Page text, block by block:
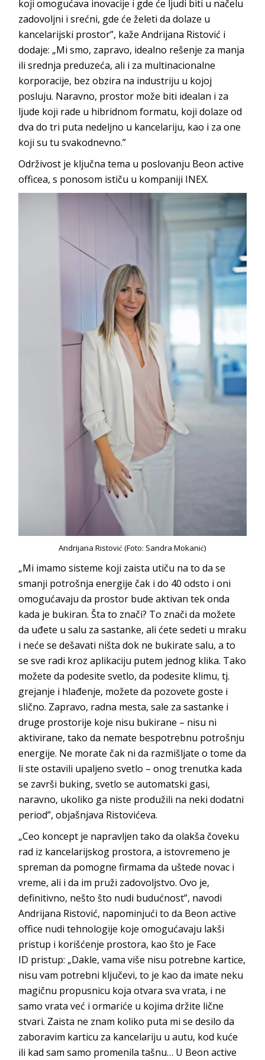
koji omogućava inovacije i gde će ljudi biti u načelu
zadovoljni i srećni, gde će želeti da dolaze u
kancelarijski prostor”, kaže Andrijana Ristović i
dodaje: „Mi smo, zapravo, idealno rešenje za manja
ili srednja preduzeća, ali i za multinacionalne
korporacije, bez obzira na industriju u kojoj
posluju. Naravno, prostor može biti idealan i za
ljude koji rade u hibridnom formatu, koji dolaze od
dva do tri puta nedeljno u kancelariju, kao i za one
koji su tu svakodnevno.”
Održivost je ključna tema u poslovanju Beon active
officea, s ponosom ističu u kompaniji INEX.
Andrijana Ristović (Foto: Sandra Mokanić)
„Mi imamo sisteme koji zaista utiču na to da se
smanji potrošnja energije čak i do 40 odsto i oni
omogućavaju da prostor bude aktivan tek onda
kada je bukiran. Šta to znači? To znači da možete
da uđete u salu za sastanke, ali ćete sedeti u mraku
i neće se dešavati ništa dok ne bukirate salu, a to
se sve radi kroz aplikaciju putem jednog klika. Tako
možete da podesite svetlo, da podesite klimu, tj.
grejanje i hlađenje, možete da pozovete goste i
slično. Zapravo, radna mesta, sale za sastanke i
druge prostorije koje nisu bukirane – nisu ni
aktivirane, tako da nemate bespotrebnu potrošnju
energije. Ne morate čak ni da razmišljate o tome da
li ste ostavili upaljeno svetlo – onog trenutka kada
se završi buking, svetlo se automatski gasi,
naravno, ukoliko ga niste produžili na neki dodatni
period”, objašnjava Ristovićeva.
„Ceo koncept je napravljen tako da olakša čoveku
rad iz kancelarijskog prostora, a istovremeno je
spreman da pomogne firmama da uštede novac i
vreme, ali i da im pruži zadovoljstvo. Ovo je,
definitivno, nešto što nudi budućnost”, navodi
Andrijana Ristović, napominjući to da Beon active
office nudi tehnologije koje omogućavaju lakši
pristup i korišćenje prostora, kao što je Face
ID pristup: „Dakle, vama više nisu potrebne kartice,
nisu vam potrebni ključevi, to je kao da imate neku
magičnu propusnicu koja otvara sva vrata, i ne
samo vrata već i ormariće u kojima držite lične
stvari. Zaista ne znam koliko puta mi se desilo da
zaboravim karticu za kancelariju u autu, kod kuće
ili kad sam samo promenila tašnu… U Beon active